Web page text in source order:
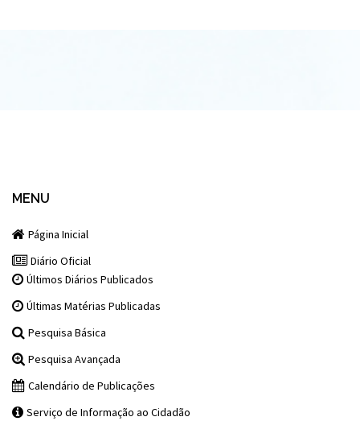
MENU
Página Inicial
Diário Oficial
Últimos Diários Publicados
Últimas Matérias Publicadas
Pesquisa Básica
Pesquisa Avançada
Calendário de Publicações
Serviço de Informação ao Cidadão